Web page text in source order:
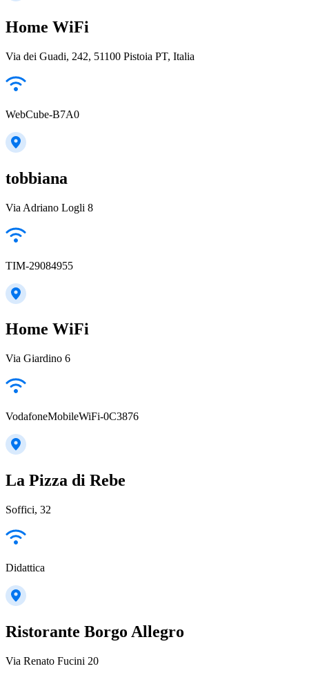
Home WiFi
Via dei Guadi, 242, 51100 Pistoia PT, Italia
WebCube-B7A0
tobbiana
Via Adriano Logli 8
TIM-29084955
Home WiFi
Via Giardino 6
VodafoneMobileWiFi-0C3876
La Pizza di Rebe
Soffici, 32
Didattica
Ristorante Borgo Allegro
Via Renato Fucini 20